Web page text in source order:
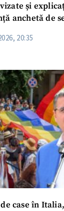
și
anchetă de
20:35
case în